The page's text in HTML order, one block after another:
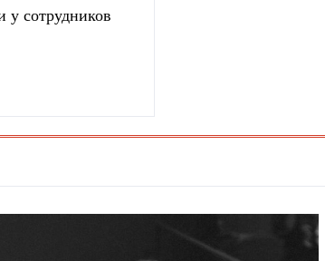
у сотрудников